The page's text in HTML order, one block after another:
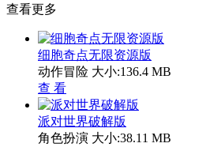
查看更多
细胞奇点无限资源版
动作冒险 大小:136.4 MB
查 看
派对世界破解版
角色扮演 大小:38.11 MB